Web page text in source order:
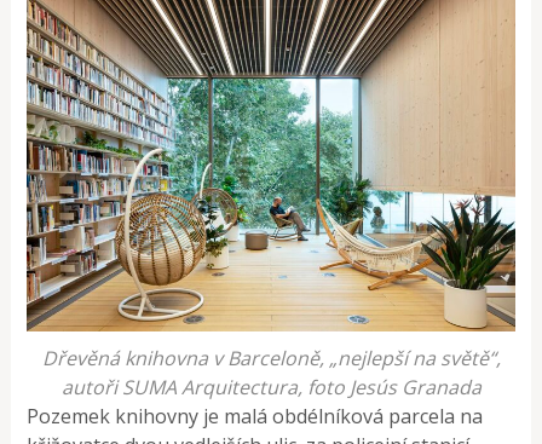
Dřevěná knihovna v Barceloně, „nejlepší na světě“,
autoři SUMA Arquitectura, foto Jesús Granada
Pozemek knihovny je malá obdélníková parcela na